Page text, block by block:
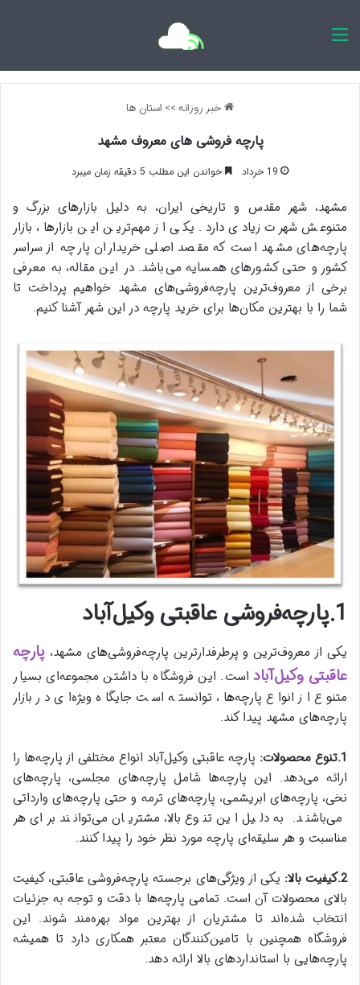
خبر روزانه>> استان ها
پارچه فروشی های معروف مشهد
19 خرداد خواندن این مطلب 5 دقیقه زمان میبرد
مشهد، شهر مقدس و تاریخی ایران، به دلیل بازارهای بزرگ و
متنوعش شهرت زیادی دارد. یکی از مهم‌ترین این بازارها، بازار
پارچه‌های مشهد است که مقصد اصلی خریداران پارچه از سراسر
کشور و حتی کشورهای همسایه می‌باشد. در این مقاله، به معرفی
برخی از معروف‌ترین پارچه‌فروشی‌های مشهد خواهیم پرداخت تا
شما را با بهترین مکان‌ها برای خرید پارچه در این شهر آشنا کنیم.
1.پارچه‌فروشی عاقبتی وکیل‌آباد
یکی از معروف‌ترین و پرطرفدارترین پارچه‌فروشی‌های مشهد، پارچه
عاقبتی وکیل‌آباد است. این فروشگاه با داشتن مجموعه‌ای بسیار
متنوع از انواع پارچه‌ها، توانسته است جایگاه ویژه‌ای در بازار
پارچه‌های مشهد پیدا کند.
1.تنوع محصولات:
پارچه عاقبتی وکیل‌آباد انواع مختلفی از پارچه‌ها را
ارائه می‌دهد. این پارچه‌ها شامل پارچه‌های مجلسی، پارچه‌های
نخی، پارچه‌های ابریشمی، پارچه‌های ترمه و حتی پارچه‌های وارداتی
می‌باشند. به دلیل این تنوع بالا، مشتریان می‌توانند برای هر
مناسبت و هر سلیقه‌ای پارچه مورد نظر خود را پیدا کنند.
2.کیفیت بالا:
یکی از ویژگی‌های برجسته پارچه‌فروشی عاقبتی، کیفیت
بالای محصولات آن است. تمامی پارچه‌ها با دقت و توجه به جزئیات
انتخاب شده‌اند تا مشتریان از بهترین مواد بهره‌مند شوند. این
فروشگاه همچنین با تامین‌کنندگان معتبر همکاری دارد تا همیشه
پارچه‌هایی با استانداردهای بالا ارائه دهد.